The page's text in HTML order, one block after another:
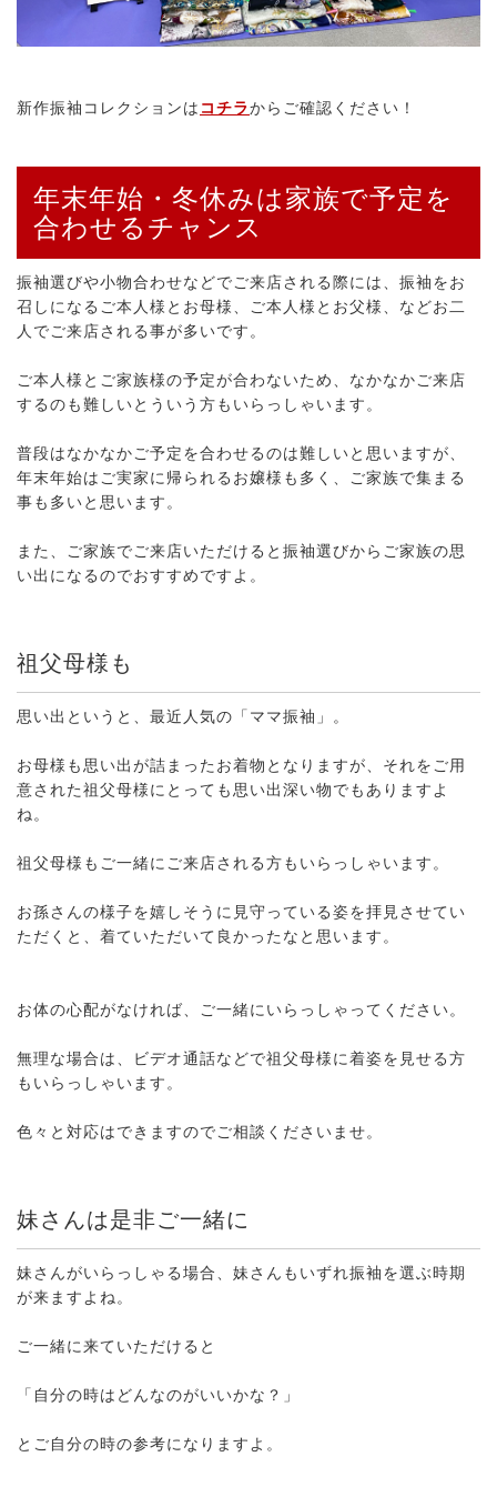
新作振袖コレクションは コチラからご確認ください！
年末年始・冬休みは家族で予定を
合わせるチャンス
振袖選びや小物合わせなどでご来店される際には、振袖をお
召しになるご本人様とお母様、ご本人様とお父様、などお二
人でご来店される事が多いです。
ご本人様とご家族様の予定が合わないため、なかなかご来店
するのも難しいとういう方もいらっしゃいます。
普段はなかなかご予定を合わせるのは難しいと思いますが、
年末年始はご実家に帰られるお嬢様も多く、ご家族で集まる
事も多いと思います。
また、ご家族でご来店いただけると振袖選びからご家族の思
い出になるのでおすすめですよ。
祖父母様も
思い出というと、最近人気の「ママ振袖」。
お母様も思い出が詰まったお着物となりますが、それをご用
意された祖父母様にとっても思い出深い物でもありますよ
ね。
祖父母様もご一緒にご来店される方もいらっしゃいます。
お孫さんの様子を嬉しそうに見守っている姿を拝見させてい
ただくと、着ていただいて良かったなと思います。
お体の心配がなければ、ご一緒にいらっしゃってください。
無理な場合は、ビデオ通話などで祖父母様に着姿を見せる方
もいらっしゃいます。
色々と対応はできますのでご相談くださいませ。
妹さんは是非ご一緒に
妹さんがいらっしゃる場合、妹さんもいずれ振袖を選ぶ時期
が来ますよね。
ご一緒に来ていただけると
「自分の時はどんなのがいいかな？」
とご自分の時の参考になりますよ。